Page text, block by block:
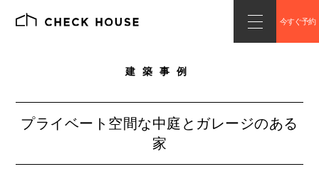
今すぐ予約
建築事例
プライベート空間な中庭とガレージのある
家